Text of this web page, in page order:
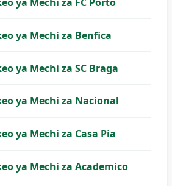
ya Mechi za Benfica
ya Mechi za SC Braga
ya Mechi za Nacional
ya Mechi za Casa Pia
ya Mechi za Academico